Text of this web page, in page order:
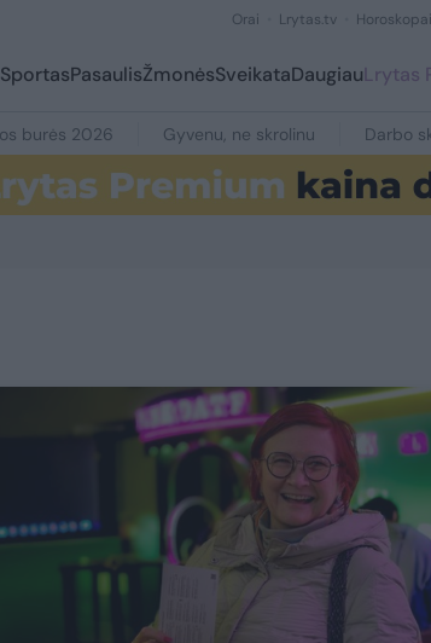
Orai Lrytas.tv Horoskopai
SportasPasaulisŽmonėsSveikataDaugiauLrytas
burės 2026 Gyvenu, ne skrolinu Darbo